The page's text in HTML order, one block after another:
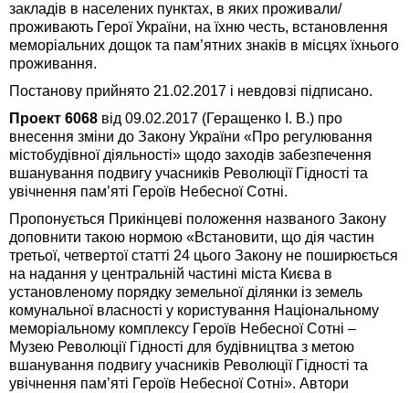
закладів в населених пунктах, в яких проживали/
проживають Герої України, на їхню честь, встановлення
меморіальних дощок та пам’ятних знаків в місцях їхнього
проживання.
Постанову прийнято 21.02.2017 і невдовзі підписано.
Проект 6068 від 09.02.2017 (Геращенко І. В.) про
внесення зміни до Закону України «Про регулювання
містобудівної діяльності» щодо заходів забезпечення
вшанування подвигу учасників Революції Гідності та
увічнення пам’яті Героїв Небесної Сотні.
Пропонується Прикінцеві положення названого Закону
доповнити такою нормою «Встановити, що дія частин
третьої, четвертої статті 24 цього Закону не поширюється
на надання у центральній частині міста Києва в
установленому порядку земельної ділянки із земель
комунальної власності у користування Національному
меморіальному комплексу Героїв Небесної Сотні –
Музею Революції Гідності для будівництва з метою
вшанування подвигу учасників Революції Гідності та
увічнення пам’яті Героїв Небесної Сотні». Автори